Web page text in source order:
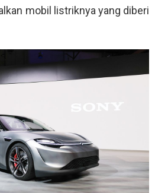
mobil listriknya yang diberi